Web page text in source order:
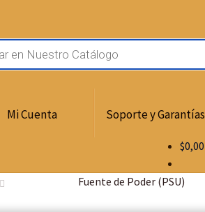
Mi Cuenta Soporte y Garantías
$0,00
Fuente de Poder (PSU)